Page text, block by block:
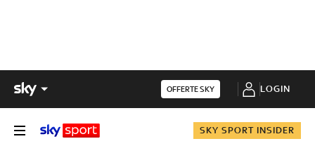
OFFERTE SKY LOGIN
SKY SPORT INSIDER